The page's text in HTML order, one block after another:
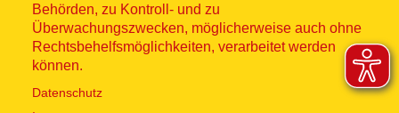
Behörden, zu Kontroll- und zu
Überwachungszwecken, möglicherweise auch ohne
Rechtsbehelfsmöglichkeiten, verarbeitet werden
können.
Datenschutz
Lieferkette
Widerruf